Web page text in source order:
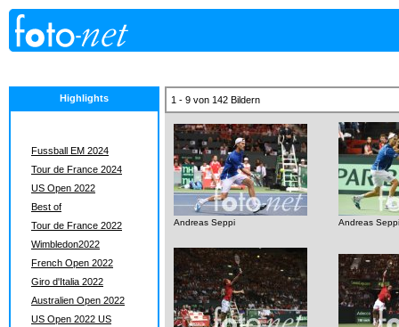
Highlights
Fussball EM 2024
Tour de France 2024
US Open 2022
Best of
Tour de France 2022
Wimbledon2022
French Open 2022
Giro d'Italia 2022
Australien Open 2022
US Open 2022 US
1 - 9 von 142 Bildern
Andreas Seppi Andreas Seppi